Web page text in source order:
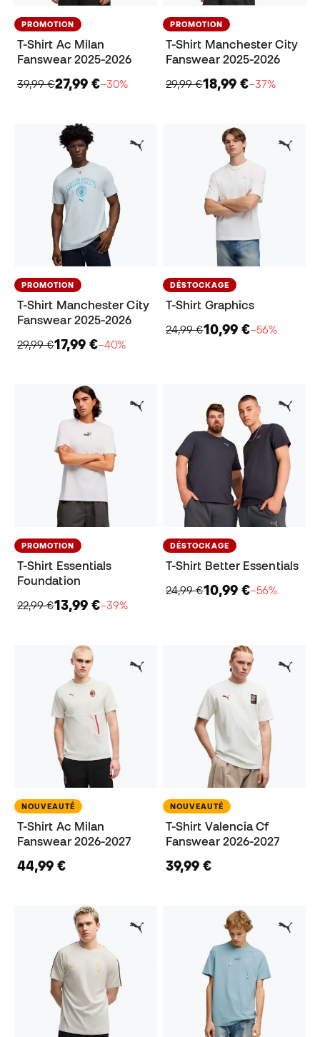
PROMOTION
T-Shirt Ac Milan
Fanswear 2025-2026
39,99 €27,99 €−30%
PROMOTION
T-Shirt Manchester City
Fanswear 2025-2026
29,99 €18,99 €−37%
PROMOTION
T-Shirt Manchester City
Fanswear 2025-2026
29,99 €17,99 €−40%
DÉSTOCKAGE
T-Shirt Graphics
24,99 €10,99 €−56%
PROMOTION
T-Shirt Essentials
Foundation
22,99 €13,99 €−39%
DÉSTOCKAGE
T-Shirt Better Essentials
24,99 €10,99 €−56%
NOUVEAUTÉ
T-Shirt Ac Milan
Fanswear 2026-2027
44,99 €
NOUVEAUTÉ
T-Shirt Valencia Cf
Fanswear 2026-2027
39,99 €